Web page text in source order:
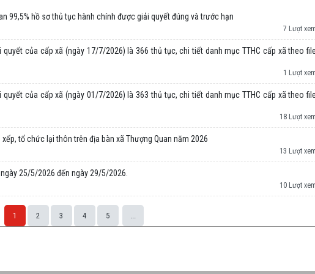
99,5% hồ sơ thủ tục hành chính được giải quyết đúng và trước hạn
7 Lượt xem
của cấp xã (ngày 17/7/2026) là 366 thủ tục, chi tiết danh mục TTHC cấp xã theo file
1 Lượt xem
của cấp xã (ngày 01/7/2026) là 363 thủ tục, chi tiết danh mục TTHC cấp xã theo file
18 Lượt xem
tổ chức lại thôn trên địa bàn xã Thượng Quan năm 2026
13 Lượt xem
25/5/2026 đến ngày 29/5/2026.
10 Lượt xem
1 2 3 4 5 ...